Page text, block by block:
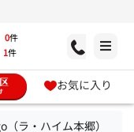
0件
1件
お気に入り
ラ・ハイム本郷）